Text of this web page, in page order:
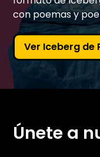
con poemas y
Ver Iceberg de
Únete a